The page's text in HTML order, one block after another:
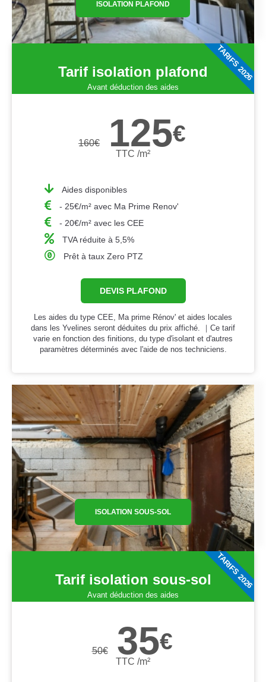
ISOLATION PLAFOND
Tarif isolation plafond
Avant déduction des aides
160€ 125€
TTC /m²
Aides disponibles
- 25€/m² avec Ma Prime Renov'
- 20€/m² avec les CEE
TVA réduite à 5,5%
Prêt à taux Zero PTZ
DEVIS PLAFOND
Les aides du type CEE, Ma prime Rénov' et aides locales
dans les Yvelines seront déduites du prix affiché. ｜Ce tarif
varie en fonction des finitions, du type d'isolant et d'autres
paramètres déterminés avec l'aide de nos techniciens.
TARIFS 2026
ISOLATION SOUS-SOL
Tarif isolation sous-sol
Avant déduction des aides
50€ 35€
TTC /m²
TARIFS 2026